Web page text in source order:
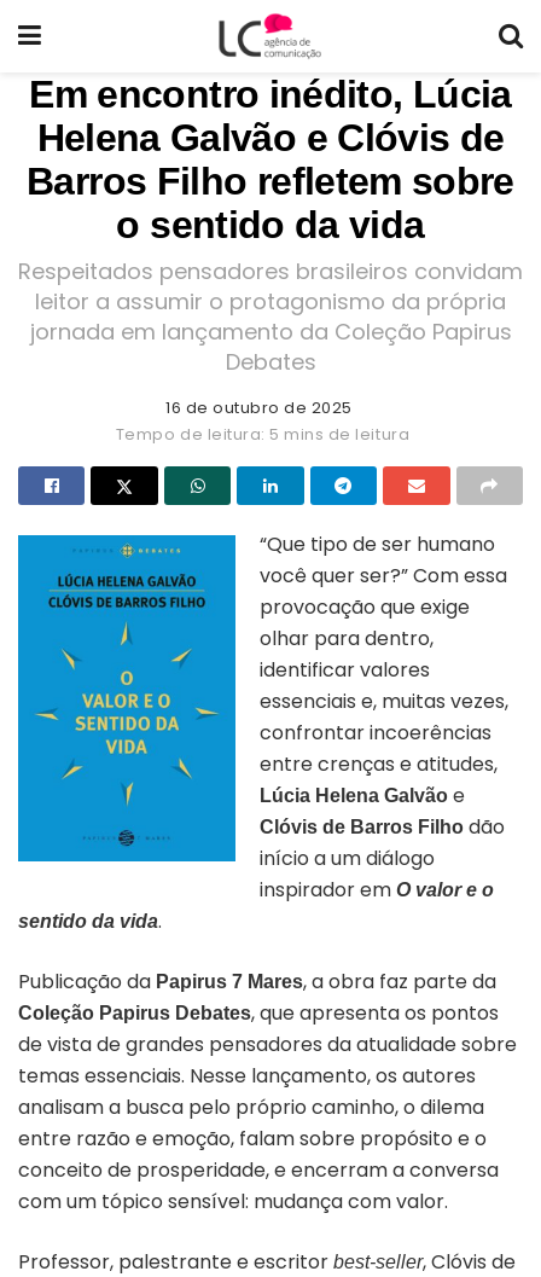
Em encontro inédito, Lúcia
Helena Galvão e Clóvis de
Barros Filho refletem sobre
o sentido da vida
Respeitados pensadores brasileiros convidam
leitor a assumir o protagonismo da própria
jornada em lançamento da Coleção Papirus
Debates
16 de outubro de 2025
Tempo de leitura: 5 mins de leitura
“Que tipo de ser humano
você quer ser?” Com essa
provocação que exige
olhar para dentro,
identificar valores
essenciais e, muitas vezes,
confrontar incoerências
entre crenças e atitudes,
Lúcia Helena Galvão e
Clóvis de Barros Filho dão
início a um diálogo
inspirador em O valor e o
sentido da vida.
Publicação da Papirus 7 Mares, a obra faz parte da
Coleção Papirus Debates, que apresenta os pontos
de vista de grandes pensadores da atualidade sobre
temas essenciais. Nesse lançamento, os autores
analisam a busca pelo próprio caminho, o dilema
entre razão e emoção, falam sobre propósito e o
conceito de prosperidade, e encerram a conversa
com um tópico sensível: mudança com valor.
Professor, palestrante e escritor best-seller, Clóvis de